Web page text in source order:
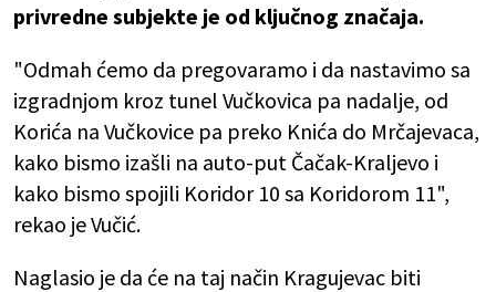
privredne subjekte je od ključnog značaja.
"Odmah ćemo da pregovaramo i da nastavimo sa
izgradnjom kroz tunel Vučkovica pa nadalje, od
Korića na Vučkovice pa preko Knića do Mrčajevaca,
kako bismo izašli na auto-put Čačak-Kraljevo i
kako bismo spojili Koridor 10 sa Koridorom 11",
rekao je Vučić.
Naglasio je da će na taj način Kragujevac biti